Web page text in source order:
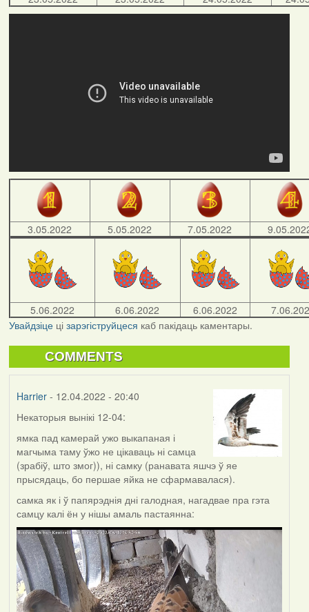
3.05.2022 5.05.2022 7.05.2022
5.06.2022 6.06.2022 6.06.2022
Увайдзіцеці зарэгіструйцеся каб пакідаць каментары.
COMMENTS
Harrier- 12.04.2022 - 20:40
Некаторыя вынікі 12-04:
ямка пад камерай ужо выкапаная і
магчыма таму ўжо не цікаваць ні самца
(зрабіў, што змог)), ні самку (ранавата яшчэ ў яе
прысядаць, бо першае яйка не сфармавалася).
самка як і ў папярэднія дні галодная, нагадвае пра гэта
самцу калі ён у нішы амаль пастаянна: